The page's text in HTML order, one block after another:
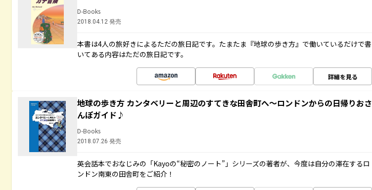
D-Books
2018.04.12 発売
本書は4人の旅好きによるただの旅日記です。たまたま『地球の歩き方』で働いているだけで書
いてある内容はただの旅日記です。
詳細を見る
地球の歩き方 カンタベリーと周辺のすてきな田舎町へ～ロンドンからの日帰りおさ
んぽガイド♪
D-Books
2018.07.26 発売
英会話本でおなじみの「Kayoの“秘密のノート”」シリーズの著者が、今度は自分の滞在するロ
ンドン南東の田舎町をご紹介！